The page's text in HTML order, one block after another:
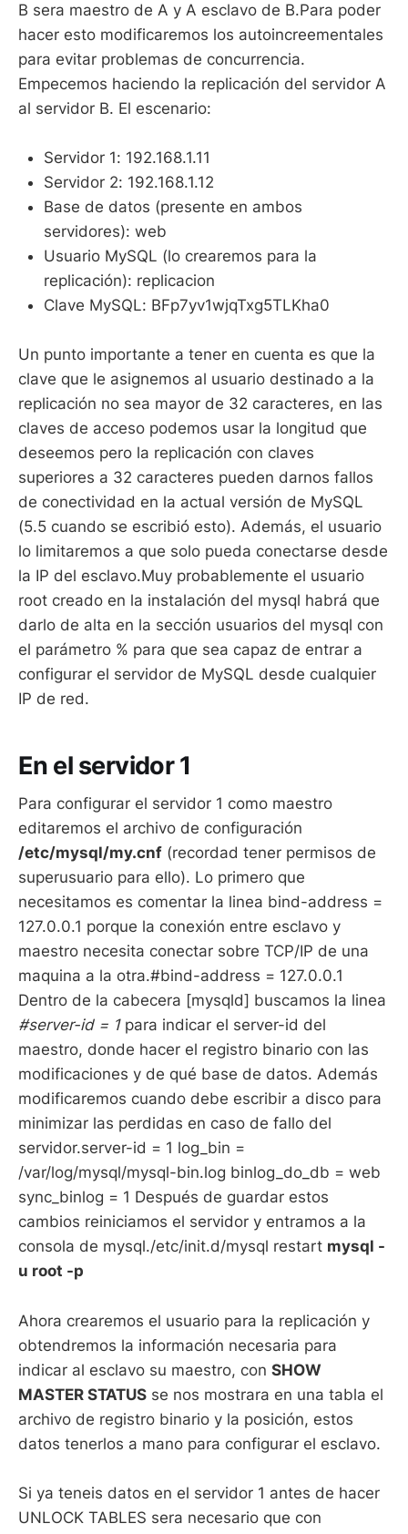
B sera maestro de A y A esclavo de B.Para poder
hacer esto modificaremos los autoincreementales
para evitar problemas de concurrencia.
Empecemos haciendo la replicación del servidor A
al servidor B. El escenario:
Servidor 1: 192.168.1.11
Servidor 2: 192.168.1.12
Base de datos (presente en ambos
servidores): web
Usuario MySQL (lo crearemos para la
replicación): replicacion
Clave MySQL: BFp7yv1wjqTxg5TLKha0
Un punto importante a tener en cuenta es que la
clave que le asignemos al usuario destinado a la
replicación no sea mayor de 32 caracteres, en las
claves de acceso podemos usar la longitud que
deseemos pero la replicación con claves
superiores a 32 caracteres pueden darnos fallos
de conectividad en la actual versión de MySQL
(5.5 cuando se escribió esto). Además, el usuario
lo limitaremos a que solo pueda conectarse desde
la IP del esclavo.Muy probablemente el usuario
root creado en la instalación del mysql habrá que
darlo de alta en la sección usuarios del mysql con
el parámetro % para que sea capaz de entrar a
configurar el servidor de MySQL desde cualquier
IP de red.
En el servidor 1
Para configurar el servidor 1 como maestro
editaremos el archivo de configuración
/etc/mysql/my.cnf (recordad tener permisos de
superusuario para ello). Lo primero que
necesitamos es comentar la linea bind-address =
127.0.0.1 porque la conexión entre esclavo y
maestro necesita conectar sobre TCP/IP de una
maquina a la otra.#bind-address = 127.0.0.1
Dentro de la cabecera [mysqld] buscamos la linea
#server-id = 1para indicar el server-id del
maestro, donde hacer el registro binario con las
modificaciones y de qué base de datos. Además
modificaremos cuando debe escribir a disco para
minimizar las perdidas en caso de fallo del
servidor.server-id = 1 log_bin =
/var/log/mysql/mysql-bin.log binlog_do_db = web
sync_binlog = 1 Después de guardar estos
cambios reiniciamos el servidor y entramos a la
consola de mysql./etc/init.d/mysql restart mysql -
u root -p
Ahora crearemos el usuario para la replicación y
obtendremos la información necesaria para
indicar al esclavo su maestro, con SHOW
MASTER STATUS se nos mostrara en una tabla el
archivo de registro binario y la posición, estos
datos tenerlos a mano para configurar el esclavo.
Si ya teneis datos en el servidor 1 antes de hacer
UNLOCK TABLES sera necesario que con